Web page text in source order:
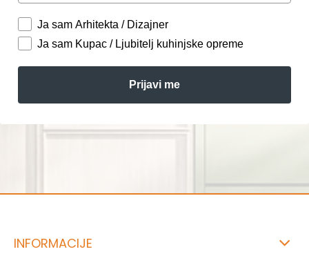
Ja sam Arhitekta / Dizajner
Ja sam Kupac / Ljubitelj kuhinjske opreme
Prijavi me
INFORMACIJE